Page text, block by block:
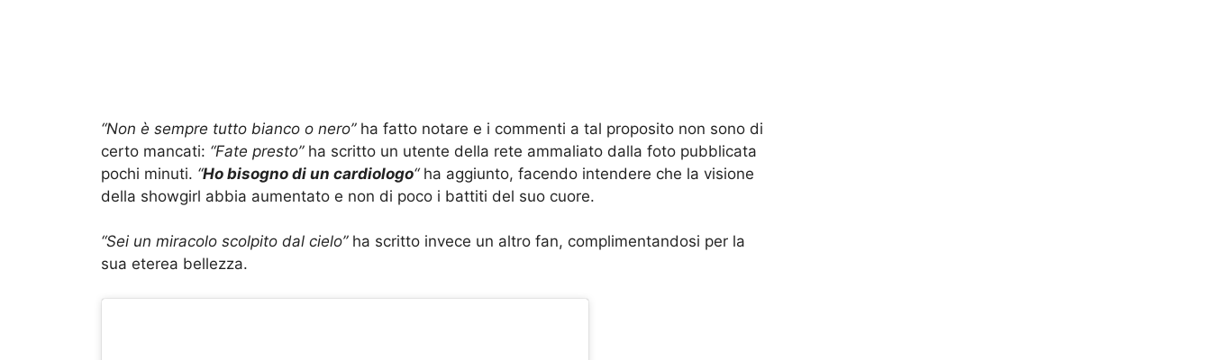
“Non è sempre tutto bianco o nero”ha fatto notare e i commenti a tal proposito non sono di
certo mancati: “Fate presto”ha scritto un utente della rete ammaliato dalla foto pubblicata
pochi minuti. “Ho bisogno di un cardiologo“ha aggiunto, facendo intendere che la visione
della showgirl abbia aumentato e non di poco i battiti del suo cuore.
“Sei un miracolo scolpito dal cielo”ha scritto invece un altro fan, complimentandosi per la
sua eterea bellezza.